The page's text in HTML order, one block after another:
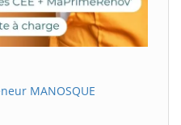
MANOSQUE